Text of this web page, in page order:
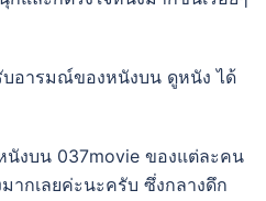
บอารมณ์ของหนังบน ดูหนัง ได้
นังบน 037movie ของแต่ละคน
ากเลยค่ะนะครับ ซึ่งกลางดึก